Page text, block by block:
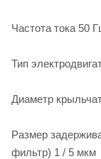
Частота тока 50
Тип
Диаметр
Размер
фильтр) 1 / 5 мкм